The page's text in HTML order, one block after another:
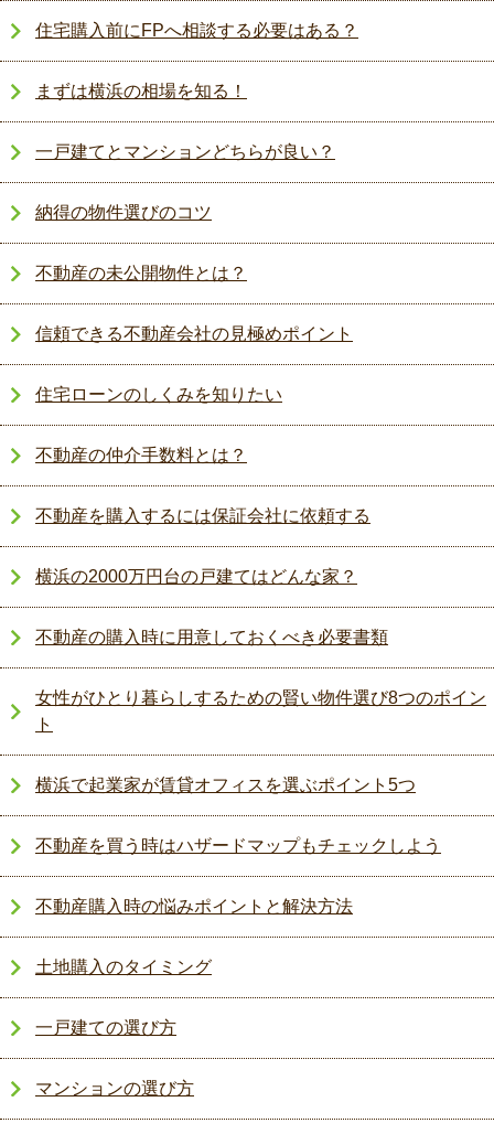
住宅購入前にFPへ相談する必要はある？
まずは横浜の相場を知る！
一戸建てとマンションどちらが良い？
納得の物件選びのコツ
不動産の未公開物件とは？
信頼できる不動産会社の見極めポイント
住宅ローンのしくみを知りたい
不動産の仲介手数料とは？
不動産を購入するには保証会社に依頼する
横浜の2000万円台の戸建てはどんな家？
不動産の購入時に用意しておくべき必要書類
女性がひとり暮らしするための賢い物件選び8つのポイン
ト
横浜で起業家が賃貸オフィスを選ぶポイント5つ
不動産を買う時はハザードマップもチェックしよう
不動産購入時の悩みポイントと解決方法
土地購入のタイミング
一戸建ての選び方
マンションの選び方